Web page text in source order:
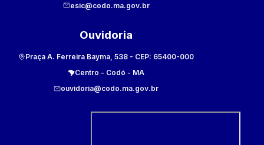
esic@codo.ma.gov.br
Ouvidoria
Praça A. Ferreira Bayma, 538 - CEP: 65400-000
Centro - Codó - MA
ouvidoria@codo.ma.gov.br